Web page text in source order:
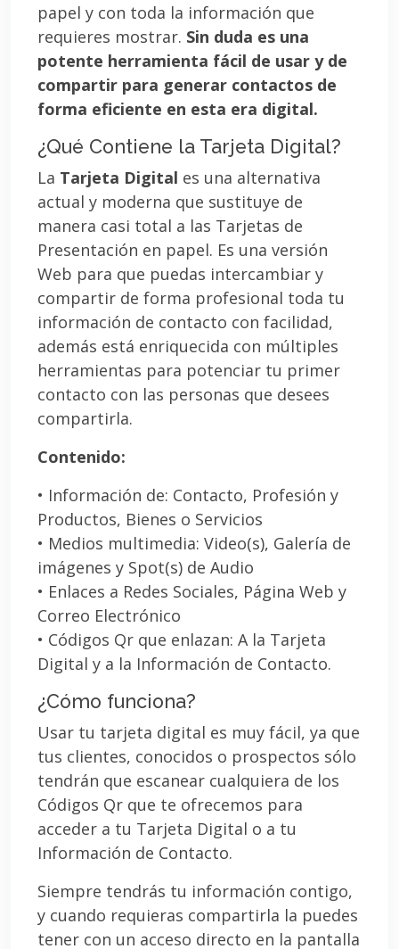
papel y con toda la información que
requieres mostrar. Sin duda es una
potente herramienta fácil de usar y de
compartir para generar contactos de
forma eficiente en esta era digital.
¿Qué Contiene la Tarjeta Digital?
La Tarjeta Digital es una alternativa
actual y moderna que sustituye de
manera casi total a las Tarjetas de
Presentación en papel. Es una versión
Web para que puedas intercambiar y
compartir de forma profesional toda tu
información de contacto con facilidad,
además está enriquecida con múltiples
herramientas para potenciar tu primer
contacto con las personas que desees
compartirla.
Contenido:
• Información de: Contacto, Profesión y
Productos, Bienes o Servicios
• Medios multimedia: Video(s), Galería de
imágenes y Spot(s) de Audio
• Enlaces a Redes Sociales, Página Web y
Correo Electrónico
• Códigos Qr que enlazan: A la Tarjeta
Digital y a la Información de Contacto.
¿Cómo funciona?
Usar tu tarjeta digital es muy fácil, ya que
tus clientes, conocidos o prospectos sólo
tendrán que escanear cualquiera de los
Códigos Qr que te ofrecemos para
acceder a tu Tarjeta Digital o a tu
Información de Contacto.
Siempre tendrás tu información contigo,
y cuando requieras compartirla la puedes
tener con un acceso directo en la pantalla